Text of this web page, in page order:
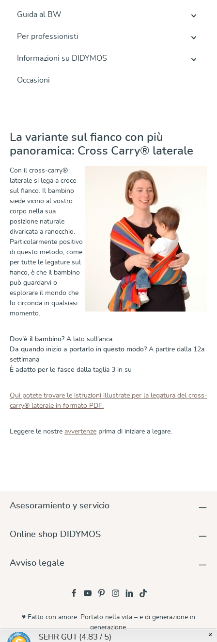
Guida al BW
Per professionisti
Informazioni su DIDYMOS
Occasioni
La variante sul fianco con più
panoramica: Cross Carry® laterale
Con il cross-carry®
laterale si lega a croce
sul fianco. Il bambino
siede vicino al vostro
corpo nella sua
posizione naturale
divaricata a ranocchio.
Particolarmente positivo
di questo metodo, come
per tutte le legature sul
fianco, è che il bambino
può guardarvi o
esplorare il mondo che
lo circonda in qualsiasi
momento.
Dov'è il bambino? A lato sull'anca
Da quando inizio a portarlo in questo modo? A partire dalla 12a
settimana
È adatto per le fasce dalla taglia 3 in su
Qui potete trovare le istruzioni illustrate per la legatura del cross-
carry® laterale in formato PDF.
Leggere le nostre avvertenze prima di iniziare a legare.
Asesoramiento y servicio
Online shop DIDYMOS
Avviso legale
♥ Fatto con amore. Portato nella vita – e di generazione in
generazione.
×
SEHR GUT (4.83 / 5)